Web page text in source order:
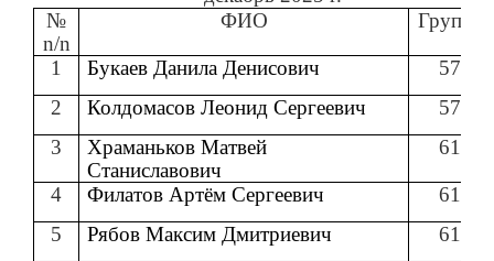
№
n/n
ФИО Группа
1 Букаев Данила Денисович
57
2
Колдомасов Леонид Сергеевич
57
3
Храманьков Матвей
Станиславович
61
4 Филатов Артём Сергеевич
61
5
Рябов Максим Дмитриевич
61